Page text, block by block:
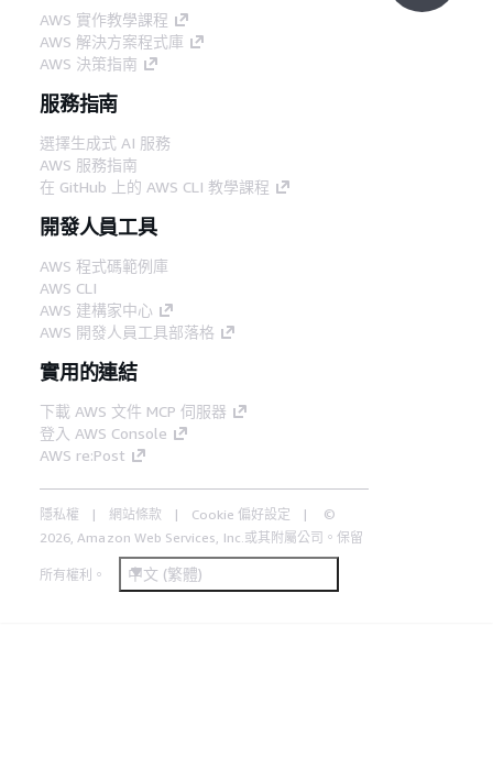
AWS 實作教學課程
AWS 解決方案程式庫
AWS 決策指南
服務指南
選擇生成式 AI 服務
AWS 服務指南
在 GitHub 上的 AWS CLI 教學課程
開發人員工具
AWS 程式碼範例庫
AWS CLI
AWS 建構家中心
AWS 開發人員工具部落格
實用的連結
下載 AWS 文件 MCP 伺服器
登入 AWS Console
AWS re:Post
隱私權 網站條款 Cookie 偏好設定
©
2026, Amazon Web Services, Inc.或其附屬公司。保留
所有權利。 中文 (繁體)